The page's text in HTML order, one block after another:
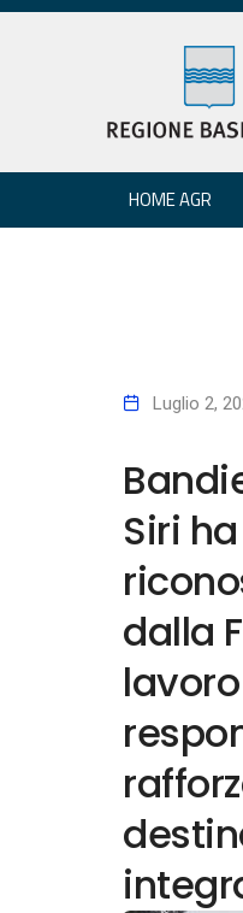
HOME AGR
Luglio 2,
Siri
dalla